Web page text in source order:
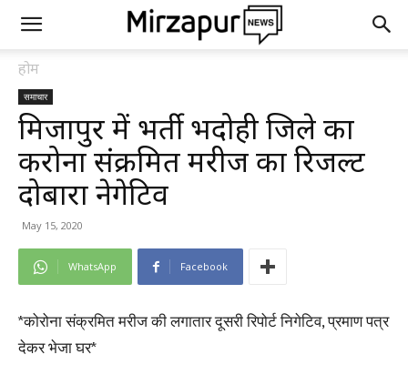
होम
समाचार
मिर्जापुर में भर्ती भदोही जिले का
करोना संक्रमित मरीज का रिजल्ट
दोबारा नेगेटिव
May 15, 2020
WhatsApp Facebook
*कोरोना संक्रमित मरीज की लगातार दूसरी रिपोर्ट निगेटिव, प्रमाण पत्र
देकर भेजा घर*